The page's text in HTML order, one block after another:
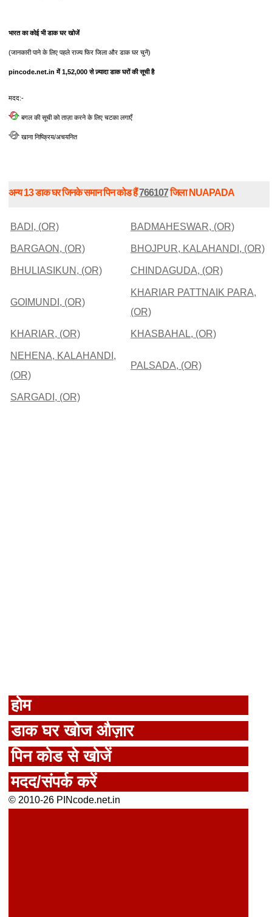
भारत का कोई भी डाक घर खोजें
(जानकारी पाने के लिए पहले राज्य फिर जिला और डाक घर चुनें)
pincode.net.in में 1,52,000 से ज़्यादा डाक घरों की सूची है
मदद:-
बगल की सूची को ताज़ा करने के लिए चटका लगाएँ
खाना निष्क्रिय/अचयनित
अन्य 13 डाक घर जिनके समान पिन कोड हैं766107जिला NUAPADA
BADI, (OR) BADMAHESWAR, (OR)
BARGAON, (OR) BHOJPUR, KALAHANDI, (OR)
BHULIASIKUN, (OR) CHINDAGUDA, (OR)
GOIMUNDI, (OR)
KHARIAR PATTNAIK PARA,
(OR)
KHARIAR, (OR) KHASBAHAL, (OR)
NEHENA, KALAHANDI,
(OR)
PALSADA, (OR)
SARGADI, (OR)
होम
डाक घर खोज औज़ार
पिन कोड से खोजें
मदद/संपर्क करें
© 2010-26 PINcode.net.in